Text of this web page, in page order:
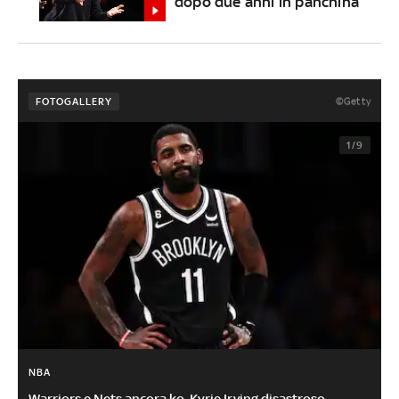
FOTOGALLERY ©Getty
1/9
NBA